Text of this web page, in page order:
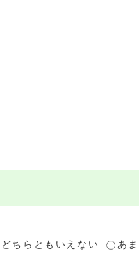
どちらともいえない あ